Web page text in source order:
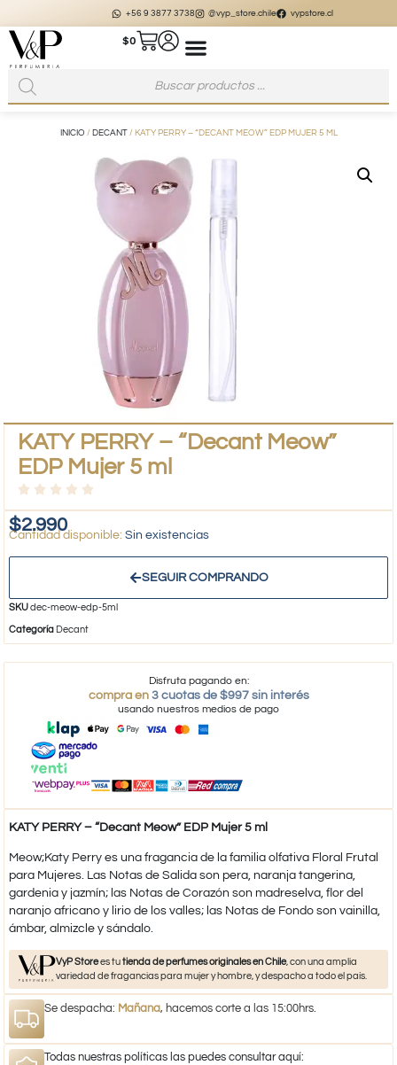
+56 9 3877 3738 @vyp_store.chile vypstore.cl
$0
INICIO / DECANT/ KATY PERRY – “DECANT MEOW” EDP MUJER 5 ML
KATY PERRY – “Decant Meow”
EDP Mujer 5 ml
$2.990 Sin existencias
SEGUIR COMPRANDO
SKUdec-meow-edp-5ml
Categoría Decant
Disfruta pagando en:
compra en 3 cuotas de $997 sin interés
usando nuestros medios de pago
KATY PERRY – “Decant Meow” EDP Mujer 5 ml
Meow;Katy Perry es una fragancia de la familia olfativa Floral Frutal
para Mujeres. Las Notas de Salida son pera, naranja tangerina,
gardenia y jazmín; las Notas de Corazón son madreselva, flor del
naranjo africano y lirio de los valles; las Notas de Fondo son vainilla,
ámbar, almizcle y sándalo.
VyP Storees tutienda de perfumes originales en Chile, con una amplia
variedad de fragancias para mujer y hombre, y despacho a todo el país.
Se despacha: Mañana, hacemos corte a las 15:00hrs.
Todas nuestras políticas las puedes consultar aquí: